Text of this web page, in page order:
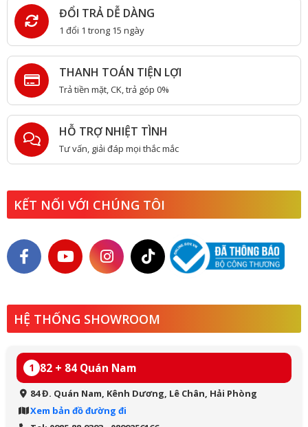
ĐỔI TRẢ DỄ DÀNG
1 đổi 1 trong 15 ngày
THANH TOÁN TIỆN LỢI
Trả tiền mặt, CK, trả góp 0%
HỖ TRỢ NHIỆT TÌNH
Tư vấn, giải đáp mọi thắc mắc
KẾT NỐI VỚI CHÚNG TÔI
HỆ THỐNG SHOWROOM
1 82 + 84 Quán Nam
84 Đ. Quán Nam, Kênh Dương, Lê Chân, Hải Phòng
Xem bản đồ đường đi